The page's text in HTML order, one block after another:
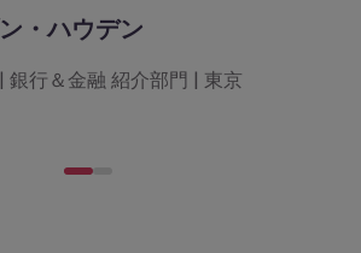
・ハウデン
銀行＆金融 紹介部門 | 東京